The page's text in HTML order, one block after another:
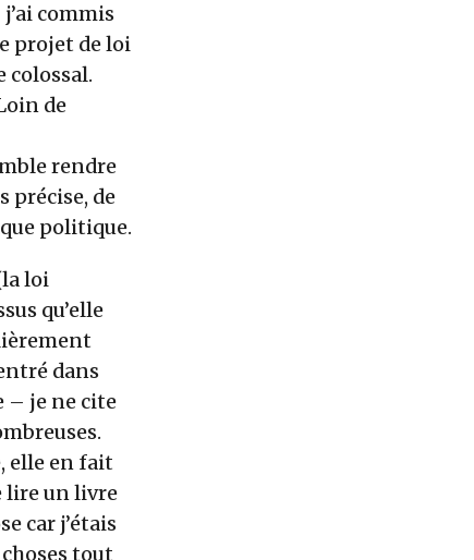
commis
projet de loi
colossal.
de
rendre
précise, de
politique.
loi
qu’elle
dans
– je ne cite
elle en fait
lire un livre
car j’étais
tout